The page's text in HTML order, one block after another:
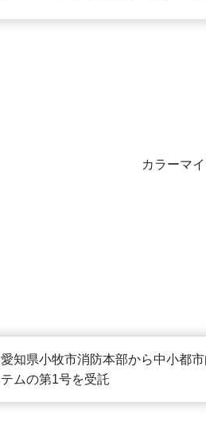
カラーマ
愛知県小牧市消防本部から中小都
テムの第1号を受託